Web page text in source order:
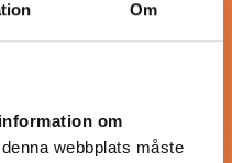
Om
om
webbplats måste
rostad sötpotatis.
ströbröd samt…